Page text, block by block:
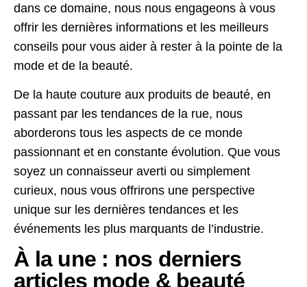
dans ce domaine, nous nous engageons à vous
offrir les dernières informations et les meilleurs
conseils pour vous aider à rester à la pointe de la
mode et de la beauté.
De la haute couture aux produits de beauté, en
passant par les tendances de la rue, nous
aborderons tous les aspects de ce monde
passionnant et en constante évolution. Que vous
soyez un connaisseur averti ou simplement
curieux, nous vous offrirons une perspective
unique sur les dernières tendances et les
événements les plus marquants de l’industrie.
À la une : nos derniers
articles mode & beauté